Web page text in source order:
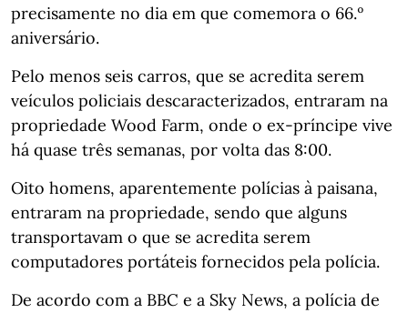
precisamente no dia em que comemora o 66.º
aniversário.
Pelo menos seis carros, que se acredita serem
veículos policiais descaracterizados, entraram na
propriedade Wood Farm, onde o ex-príncipe vive
há quase três semanas, por volta das 8:00.
Oito homens, aparentemente polícias à paisana,
entraram na propriedade, sendo que alguns
transportavam o que se acredita serem
computadores portáteis fornecidos pela polícia.
De acordo com a BBC e a Sky News, a polícia de